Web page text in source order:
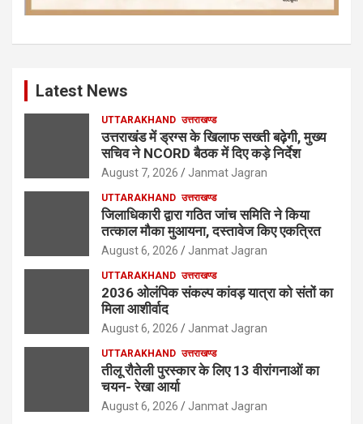
Latest News
UTTARAKHAND उत्तराखण्ड
उत्तराखंड में ड्रग्स के खिलाफ सख्ती बढ़ेगी, मुख्य
सचिव ने NCORD बैठक में दिए कड़े निर्देश
August 7, 2026 Janmat Jagran
UTTARAKHAND उत्तराखण्ड
जिलाधिकारी द्वारा गठित जांच समिति ने किया
तत्काल मौका मुआयना, दस्तावेज किए एकत्रित
August 6, 2026 Janmat Jagran
UTTARAKHAND उत्तराखण्ड
2036 ओलंपिक संकल्प कांवड़ यात्रा को संतों का
मिला आशीर्वाद
August 6, 2026 Janmat Jagran
UTTARAKHAND उत्तराखण्ड
तीलू रौतेली पुरस्कार के लिए 13 वीरांगनाओं का
चयन- रेखा आर्या
August 6, 2026 Janmat Jagran